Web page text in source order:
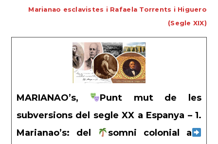
Marianao esclavistes i Rafaela Torrents i Higuero
(Segle XIX)
MARIANAO’s,
Punt mut de les
subversions del segle XX a Espanya – 1.
Marianao’s: del
somni colonial a